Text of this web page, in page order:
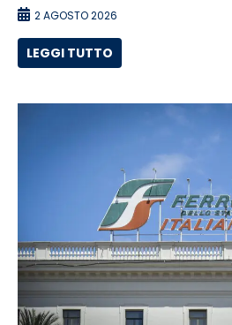
2 AGOSTO 2026
LEGGI TUTTO